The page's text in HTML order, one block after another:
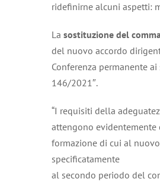
ridefinirne alcuni aspetti:
La sostituzione del
del nuovo accordo
Conferenza permanente
146/2021″.
“I requisiti della
attengono
formazione di cui al
specificatamente
al secondo periodo del